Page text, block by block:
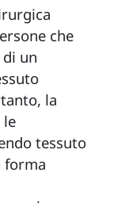
che
un
la
le
tessuto
forma